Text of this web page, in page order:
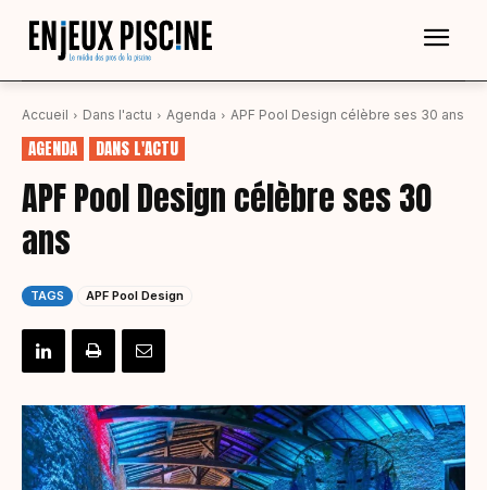
Accueil Dans l'actu Agenda APF Pool Design célèbre ses 30 ans
AGENDA DANS L'ACTU
APF Pool Design célèbre ses 30
ans
TAGS APF Pool Design